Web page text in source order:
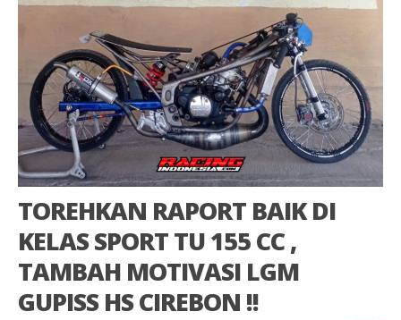
TOREHKAN RAPORT BAIK DI
KELAS SPORT TU 155 CC ,
TAMBAH MOTIVASI LGM
GUPISS HS CIREBON !!